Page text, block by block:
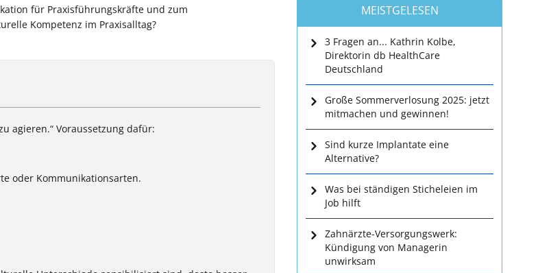
für Praxisführungskräfte und zum
Kompetenz im Praxisalltag?
agieren.“ Voraussetzung dafür:
oder Kommunikationsarten.
MEISTGELESEN
3 Fragen an... Kathrin Kolbe,
Direktorin db HealthCare
Deutschland
Große Sommerverlosung 2025: jetzt
mitmachen und gewinnen!
Sind kurze Implantate eine
Alternative?
Was bei ständigen Sticheleien im
Job hilft
Zahnärzte-Versorgungswerk:
Kündigung von Managerin
unwirksam